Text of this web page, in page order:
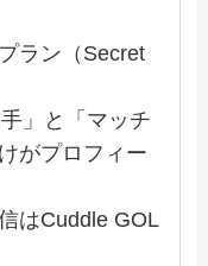
ラン（Secret
」と「マッチ
がプロフィー
はCuddle GOL